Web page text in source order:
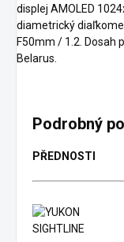
displej AMOLED
diametrický
F50mm / 1.2. Dosah
Belarus.
Podrobný
PŘEDNOSTI